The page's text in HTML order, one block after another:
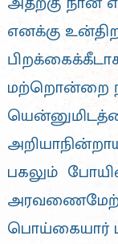
எனக்கு
மற்றொன்றை
பகலும்
அரவணைமேற்
பொய்கையார்